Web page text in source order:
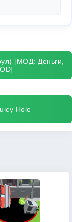
[МОД: Деньги,
Hole